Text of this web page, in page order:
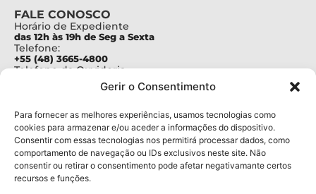
Gerir o Consentimento
Para fornecer as melhores experiências, usamos tecnologias como
cookies para armazenar e/ou aceder a informações do dispositivo.
Consentir com essas tecnologias nos permitirá processar dados, como
comportamento de navegação ou IDs exclusivos neste site. Não
consentir ou retirar o consentimento pode afetar negativamante certos
recursos e funções.
FALE CONOSCO
Horário de Expediente
das 12h às 19h de Seg a Sexta
Telefone:
+55 (48) 3665-4800
Telefone da Ouvidoria
Para assuntos relacionados à Pesquisa
pesquisa@fapesc.sc.gov.br
Para assuntos relacionados à Inovação
inovacao@fapesc.sc.gov.br
Para assuntos relacionados à Bolsas
bolsas@fapesc.sc.gov.br
Para assuntos relacionados à Prestação de Contas